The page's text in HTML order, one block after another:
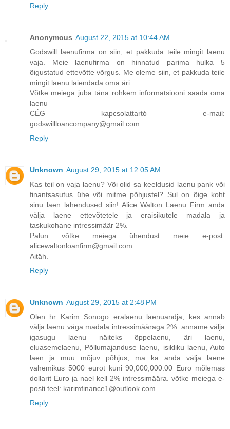
Reply
Anonymous August 22, 2015 at 10:44 AM
Godswill laenufirma on siin, et pakkuda teile mingit laenu
vaja. Meie laenufirma on hinnatud parima hulka 5
õigustatud ettevõtte võrgus. Me oleme siin, et pakkuda teile
mingit laenu laiendada oma äri.
Võtke meiega juba täna rohkem informatsiooni saada oma
laenu
CÉG kapcsolattartó e-mail:
godswillloancompany@gmail.com
Reply
Unknown August 29, 2015 at 12:05 AM
Kas teil on vaja laenu? Või olid sa keeldusid laenu pank või
finantsasutus ühe või mitme põhjustel? Sul on õige koht
sinu laen lahendused siin! Alice Walton Laenu Firm anda
välja laene ettevõtetele ja eraisikutele madala ja
taskukohane intressimäär 2%.
Palun võtke meiega ühendust meie e-post:
alicewaltonloanfirm@gmail.com
Aitäh.
Reply
Unknown August 29, 2015 at 2:48 PM
Olen hr Karim Sonogo eralaenu laenuandja, kes annab
välja laenu väga madala intressimääraga 2%. anname välja
igasugu laenu näiteks õppelaenu, äri laenu,
eluasemelaenu, Põllumajanduse laenu, isikliku laenu, Auto
laen ja muu mõjuv põhjus, ma ka anda välja laene
vahemikus 5000 eurot kuni 90,000,000.00 Euro mõlemas
dollarit Euro ja nael kell 2% intressimäära. võtke meiega e-
posti teel: karimfinance1@outlook.com
Reply